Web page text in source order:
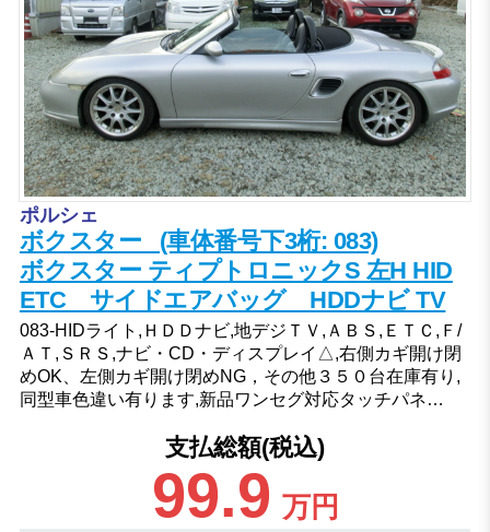
ポルシェ
ボクスター (車体番号下3桁: 083)
ボクスター ティプトロニックS 左H HID
ETC サイドエアバッグ HDDナビ TV
083-HIDライト,ＨＤＤナビ,地デジＴＶ,ＡＢＳ,ＥＴＣ,Ｆ/
ＡＴ,ＳＲＳ,ナビ・CD・ディスプレイ△,右側カギ開け閉
めOK、左側カギ開け閉めNG，その他３５０台在庫有り,
同型車色違い有ります,新品ワンセグ対応タッチパネ…
支払総額(税込)
99.9 万円